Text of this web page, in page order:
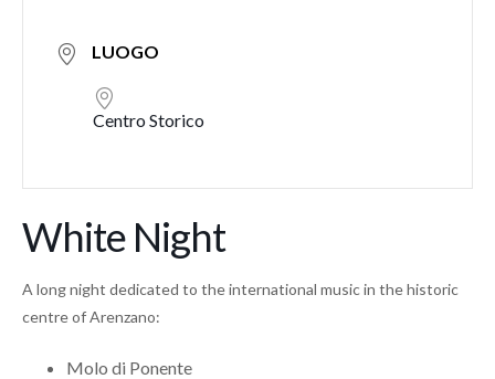
LUOGO
Centro Storico
White Night
A long night dedicated to the international music in the historic
centre of Arenzano:
Molo di Ponente